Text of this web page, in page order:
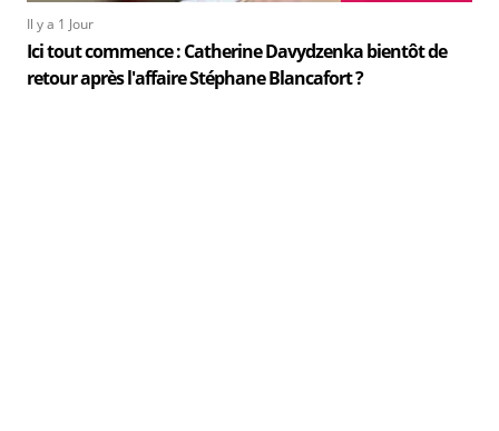
Il y a 1 Jour
Ici tout commence : Catherine Davydzenka bientôt de
retour après l'affaire Stéphane Blancafort ?